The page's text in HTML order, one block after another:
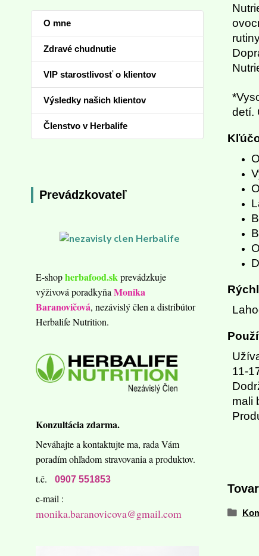
O mne
Zdravé chudnutie
VIP starostlivosť o klientov
Výsledky našich klientov
Členstvo v Herbalife
Prevádzkovateľ
E-shopherbafood.skprevádzkuje
výživová poradkyňa Monika
Baranovičová, nezávislý člen a distribútor
Herbalife Nutrition.
Konzultácia zdarma.
Neváhajte a kontaktujte ma, rada Vám
poradím ohľadom stravovania a produktov.
t.č.
0907 551853
e-mail :
monika.baranovicova@gmail.com
detí.
11-
mali